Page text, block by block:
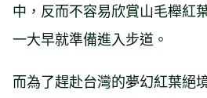
中，反而不容易欣賞山毛櫸紅
一大早就準備進入步道。
而為了趕赴台灣的夢幻紅葉絕